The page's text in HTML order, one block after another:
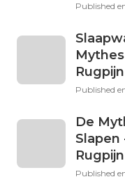
Published
Published
De
Slapen
Published